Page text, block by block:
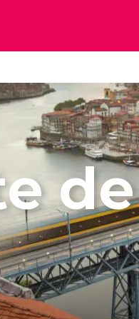
Italia
Reino
Reino
Turquía